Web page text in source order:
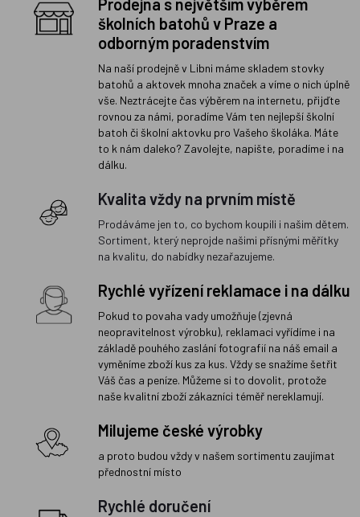
Prodejna s největším výběrem
školních batohů v Praze a
odborným poradenstvím
Na naší prodejně v Libni máme skladem stovky
batohů a aktovek mnoha značek a víme o nich úplně
vše. Neztrácejte čas výběrem na internetu, přijďte
rovnou za námi, poradíme Vám ten nejlepší školní
batoh či školní aktovku pro Vašeho školáka. Máte
to k nám daleko? Zavolejte, napište, poradíme i na
dálku.
Kvalita vždy na prvním místě
Prodáváme jen to, co bychom koupili i našim dětem.
Sortiment, který neprojde našimi přísnými měřítky
na kvalitu, do nabídky nezařazujeme.
Rychlé vyřízení reklamace i na dálku
Pokud to povaha vady umožňuje (zjevná
neopravitelnost výrobku), reklamaci vyřídíme i na
základě pouhého zaslání fotografií na náš email a
vyměníme zboží kus za kus. Vždy se snažíme šetřit
Váš čas a peníze. Můžeme si to dovolit, protože
naše kvalitní zboží zákazníci téměř nereklamují.
Milujeme české výrobky
a proto budou vždy v našem sortimentu zaujímat
přednostní místo
Rychlé doručení